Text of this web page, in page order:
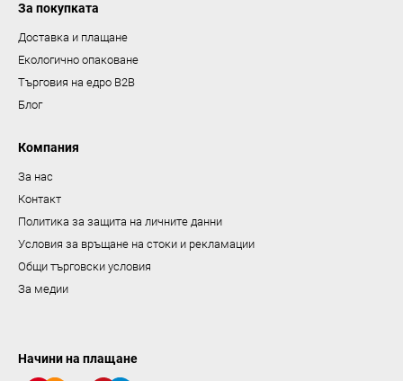
За покупката
Доставка и плащане
Екологично опаковане
Търговия на едро B2B
Блог
Компания
За нас
Контакт
Политика за защита на личните данни
Условия за връщане на стоки и рекламации
Общи търговски условия
За медии
Начини на плащане